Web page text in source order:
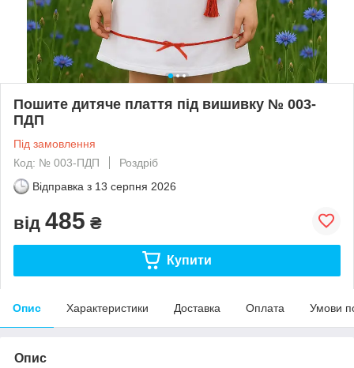
Пошите дитяче плаття під вишивку № 003-
ПДП
Під замовлення
Код: № 003-ПДП
Роздріб
Відправка з 13 серпня 2026
від 485 ₴
Купити
Опис Характеристики Доставка Оплата Умови
Опис